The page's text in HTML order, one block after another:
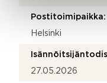
Postitoimipaikka:
Helsinki
27.05.2026